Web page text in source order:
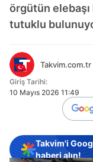
örgütün elebaşı
tutuklu
Takvim.com.tr
Giriş Tarihi:
10 Mayıs 2026 11:49
Takvim'i
haberi alın!